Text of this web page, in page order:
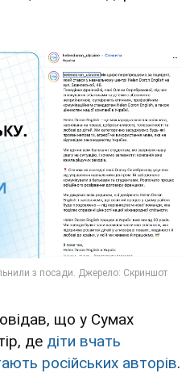
що у Сумах
де діти вчать
російських авторів.